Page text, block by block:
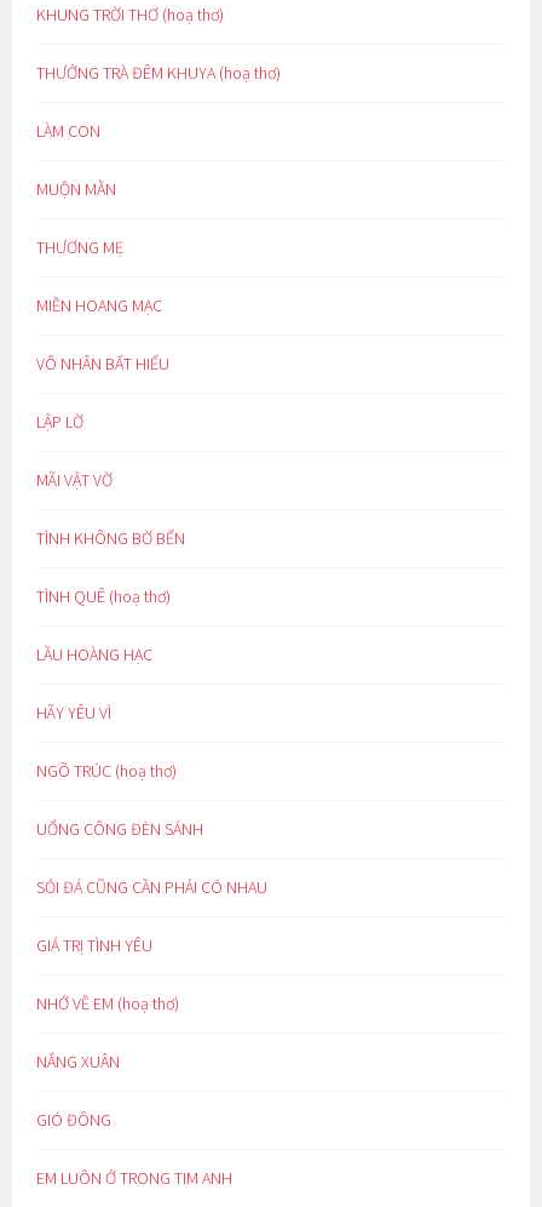
KHUNG TRỜI THƠ (hoạ thơ)
THƯỞNG TRÀ ĐÊM KHUYA (hoạ thơ)
LÀM CON
MUỘN MẰN
THƯƠNG MẸ
MIỀN HOANG MẠC
VÔ NHÂN BẤT HIẾU
LẬP LỜ
MÃI VẬT VỜ
TÌNH KHÔNG BỜ BẾN
TÌNH QUÊ (hoạ thơ)
LẦU HOÀNG HẠC
HÃY YÊU VÌ
NGÕ TRÚC (hoạ thơ)
UỔNG CÔNG ĐÈN SÁNH
SỎI ĐÁ CŨNG CẦN PHẢI CÓ NHAU
GIÁ TRỊ TÌNH YÊU
NHỚ VỀ EM (hoạ thơ)
NẮNG XUÂN
GIÓ ĐÔNG
EM LUÔN Ở TRONG TIM ANH